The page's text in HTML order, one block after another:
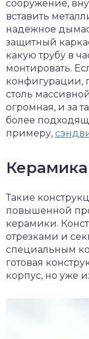
сооружение,
вставить
надежное
защитный
какую трубу в
монтировать.
конфигурации,
столь
огромная, и за
более
примеру,
Такие
повышенной
керамики.
отрезками и
специальным
готовая
корпус, но уже